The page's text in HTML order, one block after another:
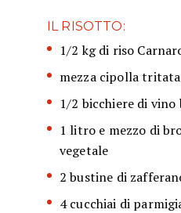
IL RISOTTO:
1/2 kg di riso
mezza cipolla
1/2 bicchiere di vino
1 litro e mezzo di
vegetale
2 bustine di
4 cucchiai di